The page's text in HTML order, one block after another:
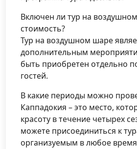
Включен ли тур на
стоимость?
Тур на воздушном шаре
дополнительным
быть приобретен отдельно
гостей.
В какие периоды можно
Каппадокия – это место,
красоту в течение четырех
можете присоединиться к
организуемым в любое время